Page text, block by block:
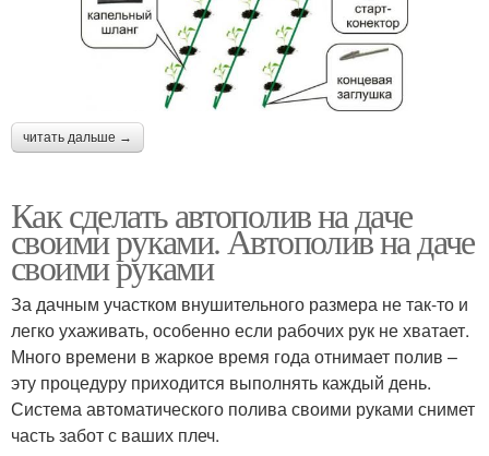
читать дальше →
Как сделать автополив на даче
своими руками. Автополив на даче
своими руками
За дачным участком внушительного размера не так-то и
легко ухаживать, особенно если рабочих рук не хватает.
Много времени в жаркое время года отнимает полив –
эту процедуру приходится выполнять каждый день.
Система автоматического полива своими руками снимет
часть забот с ваших плеч.